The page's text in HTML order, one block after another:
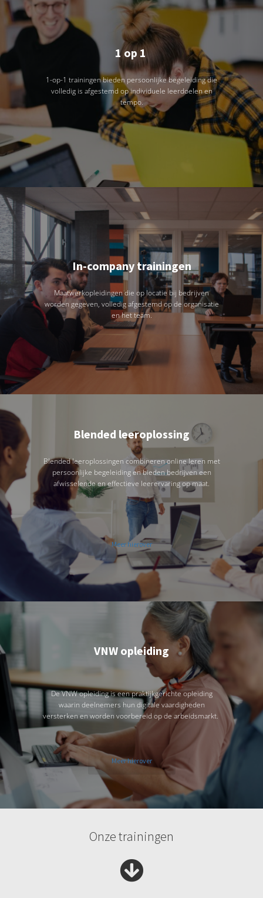
1 op 1
1-op-1 trainingen bieden persoonlijke begeleiding die
volledig is afgestemd op individuele leerdoelen en
tempo.
In-company trainingen
Maatwerkopleidingen die op locatie bij bedrijven
worden gegeven, volledig afgestemd op de organisatie
en het team.
Blended leeroplossing
Blended leeroplossingen combineren online leren met
persoonlijke begeleiding en bieden bedrijven een
afwisselende en effectieve leerervaring op maat.
Meer hierover
VNW opleiding
De VNW opleiding is een praktijkgerichte opleiding
waarin deelnemers hun digitale vaardigheden
versterken en worden voorbereid op de arbeidsmarkt.
Meer hierover
Onze trainingen